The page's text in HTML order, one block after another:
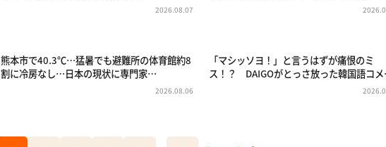
2026.08.07
熊本市で40.3℃…猛暑でも避難所の体育館約8
割に冷房なし…日本の現状に専門家…
2026.08.06
「マシッソヨ！」と言うはずが痛恨のミ
ス！？ DAIGOがとっさ放った韓国語コ